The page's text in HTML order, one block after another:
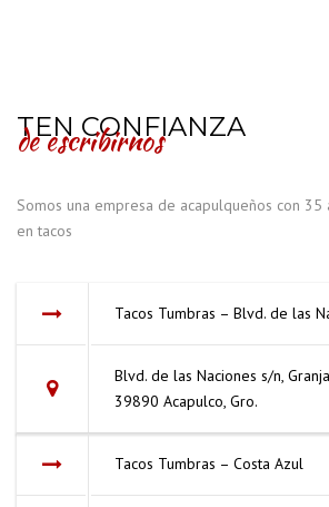
TEN CONFIANZA
de escribirnos
Somos una empresa de acapulqueños con
en tacos
Tacos Tumbras – Blvd. de las
Blvd. de las Naciones s/n,
39890 Acapulco, Gro.
Tacos Tumbras – Costa Azul